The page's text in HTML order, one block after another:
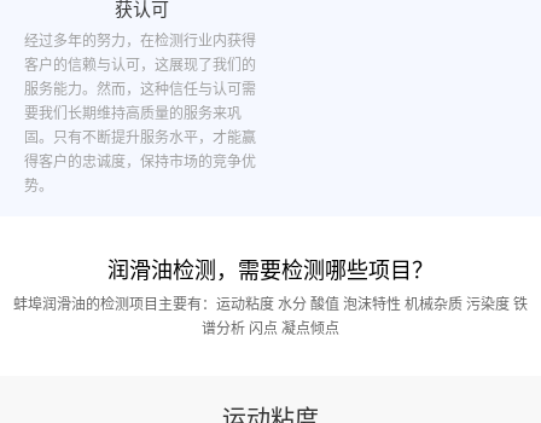
获认可
经过多年的努力，在检测行业内获得
客户的信赖与认可，这展现了我们的
服务能力。然而，这种信任与认可需
要我们长期维持高质量的服务来巩
固。只有不断提升服务水平，才能赢
得客户的忠诚度，保持市场的竞争优
势。
润滑油检测，需要检测哪些项目？
蚌埠润滑油的检测项目主要有：运动粘度 水分 酸值 泡沫特性 机械杂质 污染度 铁
谱分析 闪点 凝点倾点